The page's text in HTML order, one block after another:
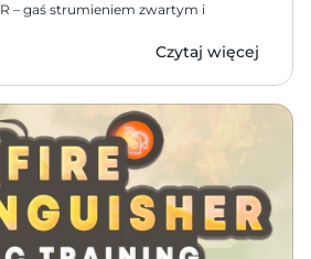
– gaś strumieniem zwartym i
Czytaj więcej